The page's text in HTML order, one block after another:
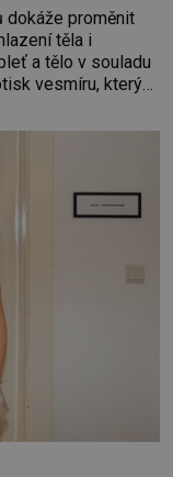
dokáže proměnit
těla i
a tělo v souladu
vesmíru, který
ve znamení Berana,